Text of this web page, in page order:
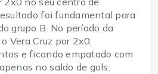
foi fundamental para
grupo B. No período da
Vera Cruz por 2x0,
e ficando empatado com
no saldo de gols.